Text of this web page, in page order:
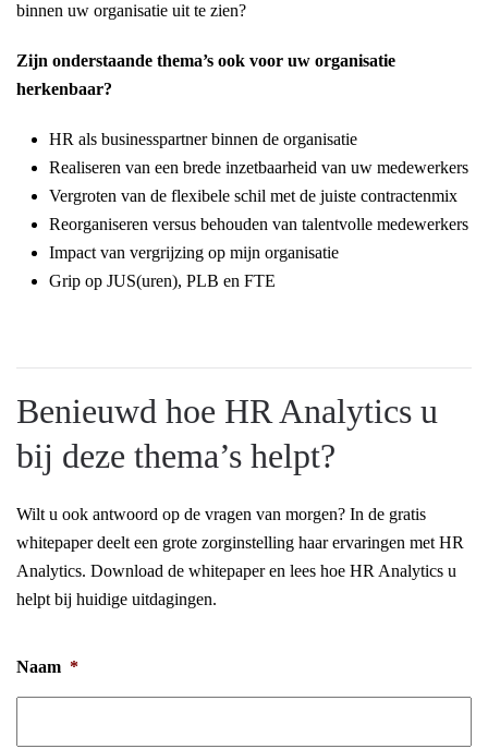
binnen uw organisatie uit te zien?
Zijn onderstaande thema’s ook voor uw organisatie
herkenbaar?
HR als businesspartner binnen de organisatie
Realiseren van een brede inzetbaarheid van uw medewerkers
Vergroten van de flexibele schil met de juiste contractenmix
Reorganiseren versus behouden van talentvolle medewerkers
Impact van vergrijzing op mijn organisatie
Grip op JUS(uren), PLB en FTE
Benieuwd hoe HR Analytics u
bij deze thema’s helpt?
Wilt u ook antwoord op de vragen van morgen? In de gratis
whitepaper deelt een grote zorginstelling haar ervaringen met HR
Analytics. Download de whitepaper en lees hoe HR Analytics u
helpt bij huidige uitdagingen.
Naam *